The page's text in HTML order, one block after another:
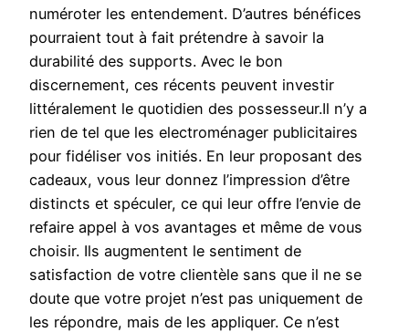
numéroter les entendement. D’autres bénéfices
pourraient tout à fait prétendre à savoir la
durabilité des supports. Avec le bon
discernement, ces récents peuvent investir
littéralement le quotidien des possesseur.Il n’y a
rien de tel que les electroménager publicitaires
pour fidéliser vos initiés. En leur proposant des
cadeaux, vous leur donnez l’impression d’être
distincts et spéculer, ce qui leur offre l’envie de
refaire appel à vos avantages et même de vous
choisir. Ils augmentent le sentiment de
satisfaction de votre clientèle sans que il ne se
doute que votre projet n’est pas uniquement de
les répondre, mais de les appliquer. Ce n’est